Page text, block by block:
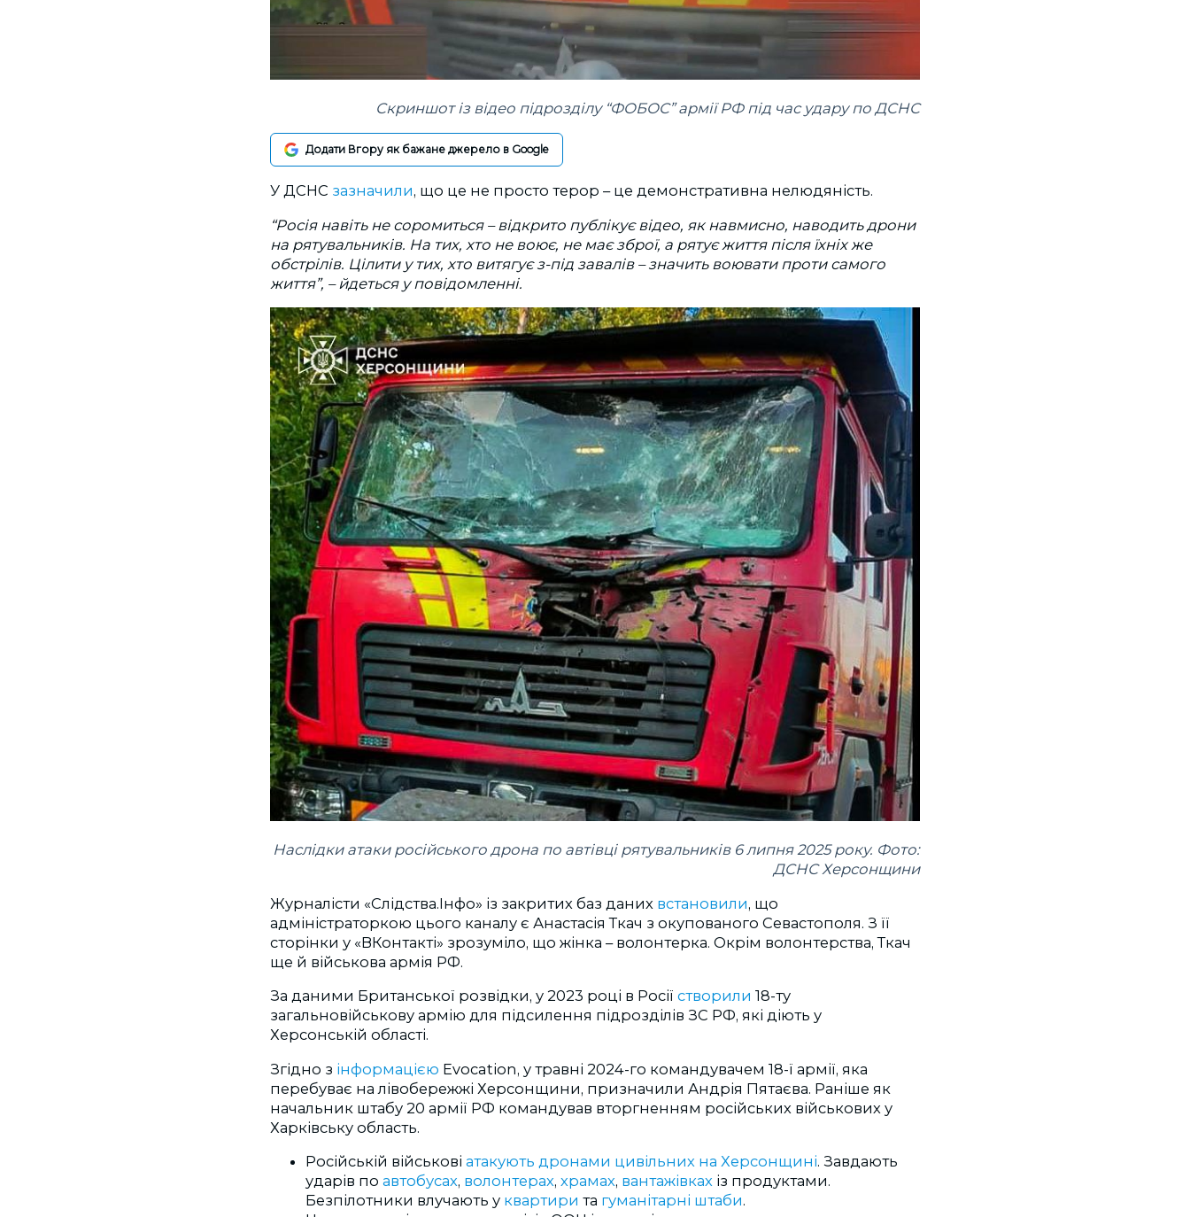
Скриншот із відео підрозділу “ФОБОС” армії РФ під час удару по ДСНС
Додати Вгору як бажане джерело в Google
У ДСНС зазначили, що це не просто терор – це демонстративна нелюдяність.
“Росія навіть не соромиться –відкрито публікує відео, як навмисно, наводить дрони
на рятувальників. На тих, хто не воює, не має зброї, а рятує життя після їхніх же
обстрілів. Цілити у тих, хто витягує з-під завалів –значить воювати проти самого
життя”, – йдеться у повідомленні.
Наслідки атаки російського дрона по автівці рятувальників 6 липня 2025 року. Фото:
ДСНС Херсонщини
Журналісти «Слідства.Інфо» із закритих баз даних встановили, що
адміністраторкою цього каналу є Анастасія Ткач з окупованого Севастополя. З її
сторінки у «ВКонтакті» зрозуміло, що жінка – волонтерка. Окрім волонтерства, Ткач
ще й військова армія РФ.
За даними Британської розвідки, у 2023 році в Росії створили 18-ту
загальновійськову армію для підсилення підрозділів ЗС РФ, які діють у
Херсонській області.
Згідно з інформацією Evocation, у травні 2024-го командувачем 18-ї армії, яка
перебуває на лівобережжі Херсонщини, призначили Андрія Пятаєва. Раніше як
начальник штабу 20 армії РФ командував вторгненням російських військових у
Харківську область.
Російській військові атакують дронами цивільних на Херсонщині. Завдають
ударів по автобусах, волонтерах, храмах, вантажівках із продуктами.
Безпілотники влучають у квартири та гуманітарні штаби.